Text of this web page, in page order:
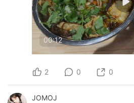
00:12
2 0 0
JOMOJ